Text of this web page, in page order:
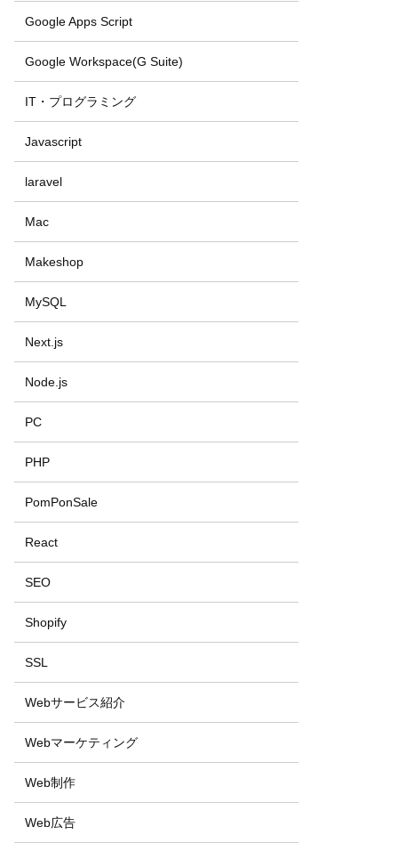
Google Apps Script
Google Workspace(G Suite)
IT・プログラミング
Javascript
laravel
Mac
Makeshop
MySQL
Next.js
Node.js
PC
PHP
PomPonSale
React
SEO
Shopify
SSL
Webサービス紹介
Webマーケティング
Web制作
Web広告